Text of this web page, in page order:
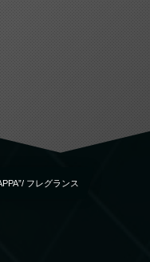
フレグランス